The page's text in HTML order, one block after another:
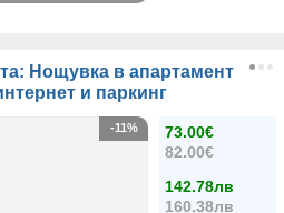
Нощувка в апартамент
и паркинг
73.00€
82.00€
142.78лв
160.38лв
-11%